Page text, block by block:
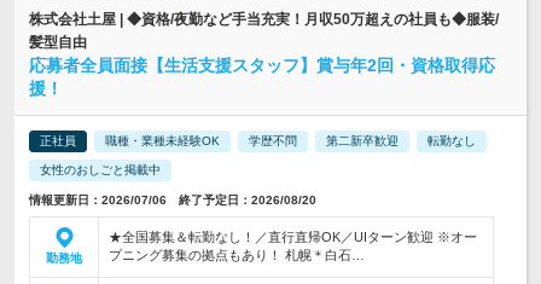
株式会社土屋 | ◆資格/夜勤など手当充実！月収50万超えの社員も◆服装/
髪型自由
応募者全員面接【生活支援スタッフ】賞与年2回・資格取得応
援！
正社員 職種・業種未経験OK 学歴不問 第二新卒歓迎 転勤なし
女性のおしごと掲載中
情報更新日：2026/07/06 終了予定日：2026/08/20
勤務地
★全国募集＆転勤なし！／直行直帰OK／UIターン歓迎 ※オー
プニング募集の拠点もあり！ 札幌＊白石…